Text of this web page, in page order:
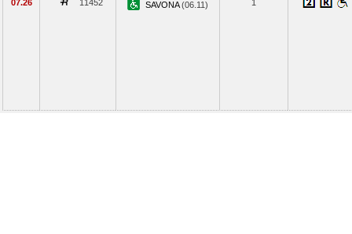
07.26 11452 SAVONA(06.11) 1